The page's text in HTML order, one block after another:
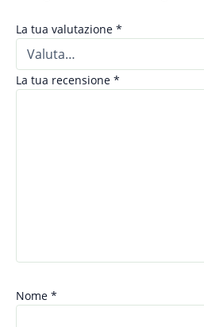
La tua valutazione *
La tua recensione *
Nome *